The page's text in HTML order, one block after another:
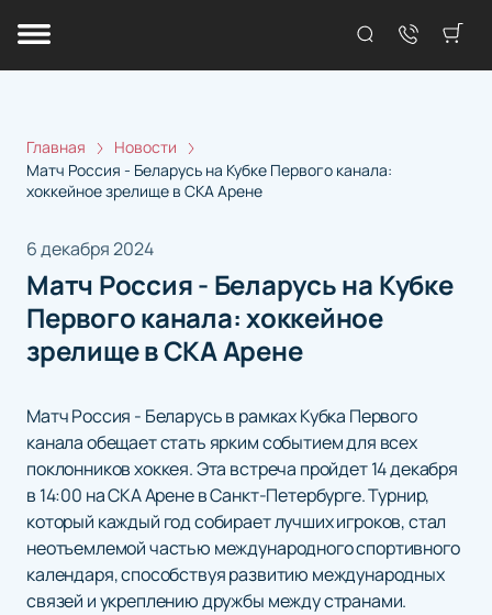
Главная
Новости
Матч Россия - Беларусь на Кубке Первого канала:
хоккейное зрелище в СКА Арене
6 декабря 2024
Матч Россия - Беларусь на Кубке
Первого канала: хоккейное
зрелище в СКА Арене
Матч Россия - Беларусь в рамках Кубка Первого
канала обещает стать ярким событием для всех
поклонников хоккея. Эта встреча пройдет 14 декабря
в 14:00 на СКА Арене в Санкт-Петербурге. Турнир,
который каждый год собирает лучших игроков, стал
неотъемлемой частью международного спортивного
календаря, способствуя развитию международных
связей и укреплению дружбы между странами.